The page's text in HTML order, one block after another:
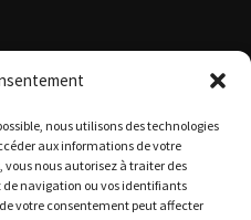
nous utilisons des technologies
aux informations de votre
nous autorisez à traiter des
navigation ou vos identifiants
votre consentement peut affecter
- Site réalisé par